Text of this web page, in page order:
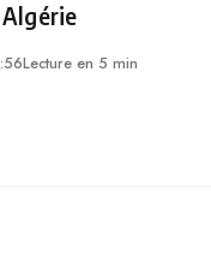
Lecture en 5 min